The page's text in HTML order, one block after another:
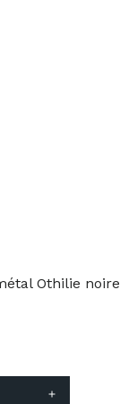
Othilie noire
add